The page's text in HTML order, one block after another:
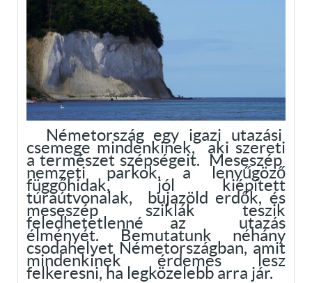
Németország egy igazi utazási
csemege mindenkinek, aki szereti
a természet szépségeit. Meseszép
nemzeti parkok, a lenyűgöző
függőhidak, jól kiépített
túraútvonalak, bujazöld erdők, és
meseszép sziklák teszik
feledhetetlenné az utazás
élményét. Bemutatunk néhány
csodahelyet Németországban, amit
mindenkinek érdemes lesz
felkeresni, ha legközelebb arra jár.